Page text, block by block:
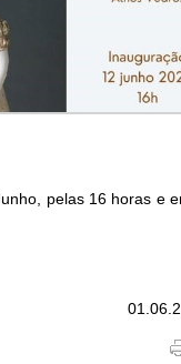
pelas 16 horas e